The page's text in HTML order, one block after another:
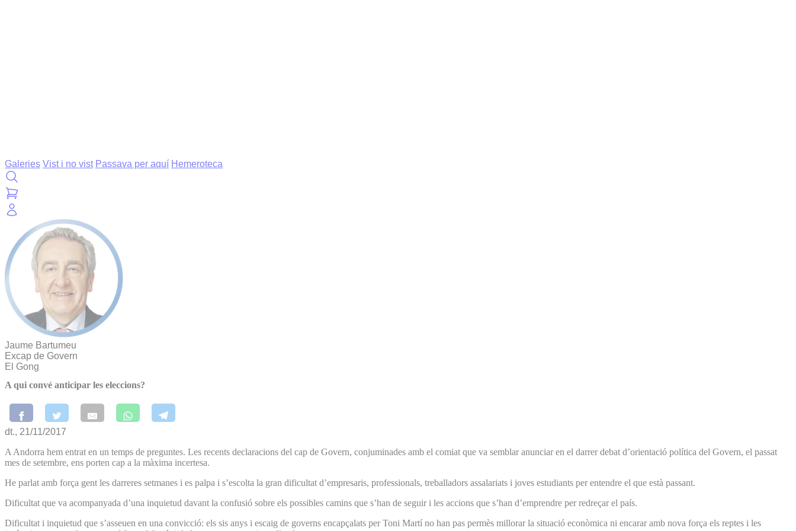
Galeries Vist i no vist Passava per aquí Hemeroteca
Jaume Bartumeu
Excap de Govern
El Gong
A qui convé anticipar les eleccions?
dt., 21/11/2017
A Andorra hem entrat en un temps de preguntes. Les recents declaracions del cap de Govern, conjuminades amb el comiat que va semblar anunciar en el darrer debat d’orientació política del Govern, el passat
mes de setembre, ens porten cap a la màxima incertesa.
He parlat amb força gent les darreres setmanes i es palpa i s’escolta la gran dificultat d’empresaris, professionals, treballadors assalariats i joves estudiants per entendre el que està passant.
Dificultat que va acompanyada d’una inquietud davant la confusió sobre els possibles camins que s’han de seguir i les accions que s’han d’emprendre per redreçar el país.
Dificultat i inquietud que s’asseuen en una convicció: els sis anys i escaig de governs encapçalats per Toni Martí no han pas permès millorar la situació econòmica ni encarar amb nova força els reptes i les